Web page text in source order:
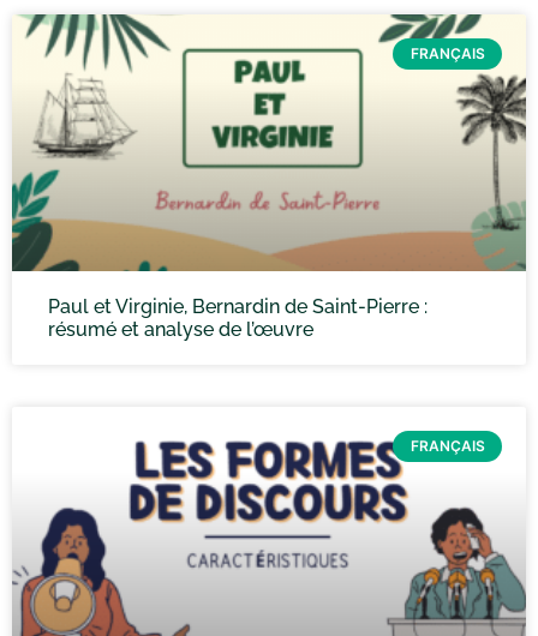
FRANÇAIS
Paul et Virginie, Bernardin de Saint-Pierre :
résumé et analyse de l’œuvre
FRANÇAIS